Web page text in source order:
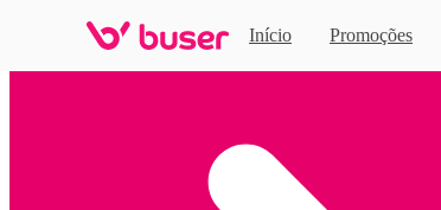
Início Promoções